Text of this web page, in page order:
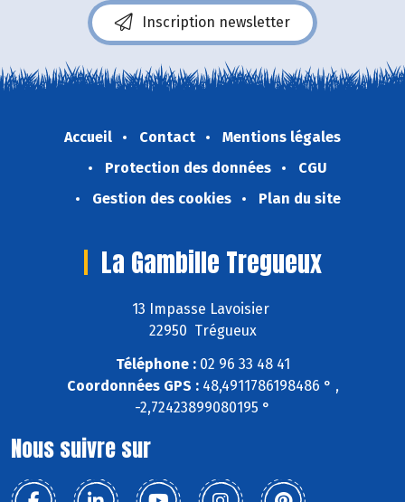
Inscription newsletter
Accueil Contact
Mentions légales
Protection des données
CGU
Gestion des cookies
Plan du site
La Gambille Tregueux
13 Impasse Lavoisier
22950 Trégueux
Téléphone :02 96 33 48 41
Coordonnées GPS :48,4911786198486 ° ,
-2,72423899080195 °
Nous suivre sur